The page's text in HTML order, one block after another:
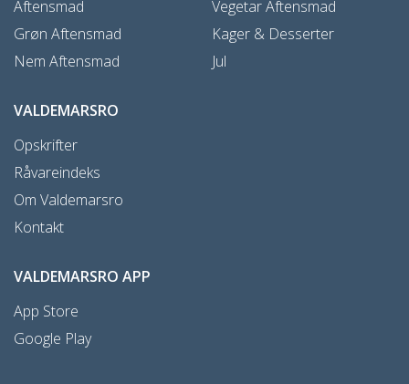
Aftensmad
Grøn Aftensmad
Nem Aftensmad
Vegetar Aftensmad
Kager & Desserter
Jul
VALDEMARSRO
Opskrifter
Råvareindeks
Om Valdemarsro
Kontakt
VALDEMARSRO APP
App Store
Google Play